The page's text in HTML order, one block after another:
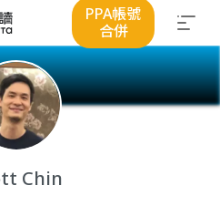
PPA帳號
合併
Chin